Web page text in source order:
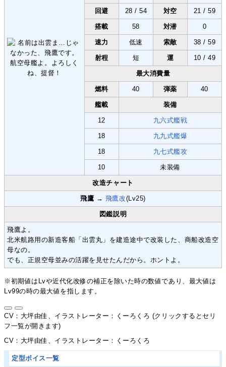
回避 28 / 54 対空 21 / 59
搭載 58 対潜 0
速力 低速 索敵 38 / 59
射程 短 運 10 / 49
最大消費量
燃料 40 弾薬 40
艦載 装備
12 九六式艦戦
18 九九式艦爆
18 九七式艦攻
10 未装備
改造チャート
飛鷹 → 飛鷹改(Lv25)
図鑑説明
飛鷹よ。
北米航路用の新造客船「出雲丸」を建造途中で改装した、商船改造空
母なの。
でも、正規空母並みの活躍を見せたんだから。ホントよ。
※初期値はLvや近代化改修の補正を除いた時の数値であり、最大値は
Lv99の時の最大値を指します。
CV：大坪由佳、イラストレーター：くーろくろ (クリックするとセリ
フ一覧が開きます)
CV：大坪由佳、イラストレーター：くーろくろ
定型ボイス一覧